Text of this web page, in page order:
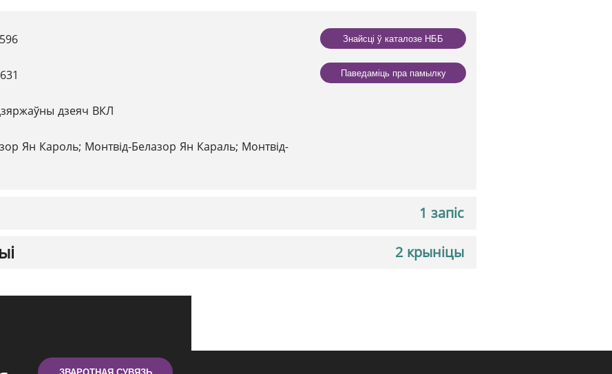
дзеяч ВКЛ
Ян Кароль; Монтвід-Белазор Ян Караль; Монтвід-
Знайсці ў каталозе НББ
Паведаміць пра памылку
1 запіс
2 крыніцы